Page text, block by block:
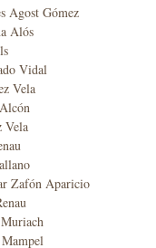
Agost Gómez
Alós
Vidal
Vela
Vela
Zafón Aparicio